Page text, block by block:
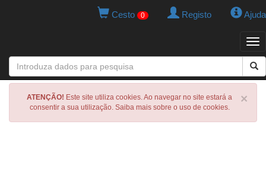
Cesto 0 Registo Ajuda
×
ATENÇÃO! Este site utiliza cookies. Ao navegar no site estará a
consentir a sua utilização. Saiba mais sobre o uso de cookies.